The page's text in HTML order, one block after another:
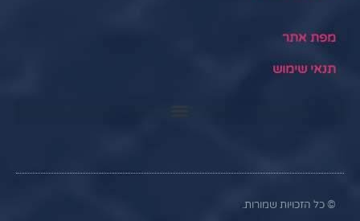
מפת אתר
תנאי שימוש
© כל הזכויות שמורות.